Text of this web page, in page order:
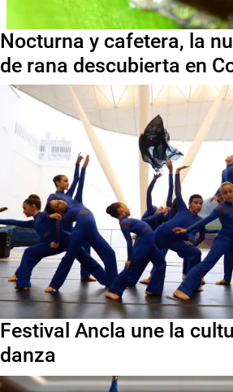
Nocturna y cafetera, la
de rana descubierta en
Festival Ancla une la
danza